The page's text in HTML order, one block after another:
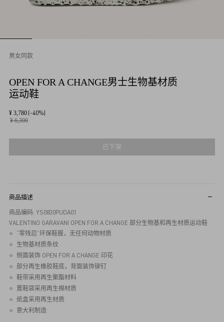
男女同款
OPEN FOR A CHANGE男士生物基材质
运动鞋
¥ 3,780 (-40%)
¥ 6,300
已下架
商品描述
商品编码: YS0830PUDA01
VALENTINO GARAVANI OPEN FOR A CHANGE 部分生物基和再生材质运动鞋
“零残忍”环保鞋履，无任何动物材质
生物基材质条纹
侧面装饰 OPEN FOR A CHANGE 印花
部分再生橡胶鞋底，背面装饰铆钉
鞋带采用再生聚酯材料
置鞋袋采用再生棉材质
纸盒采用再生材质
意大利制造